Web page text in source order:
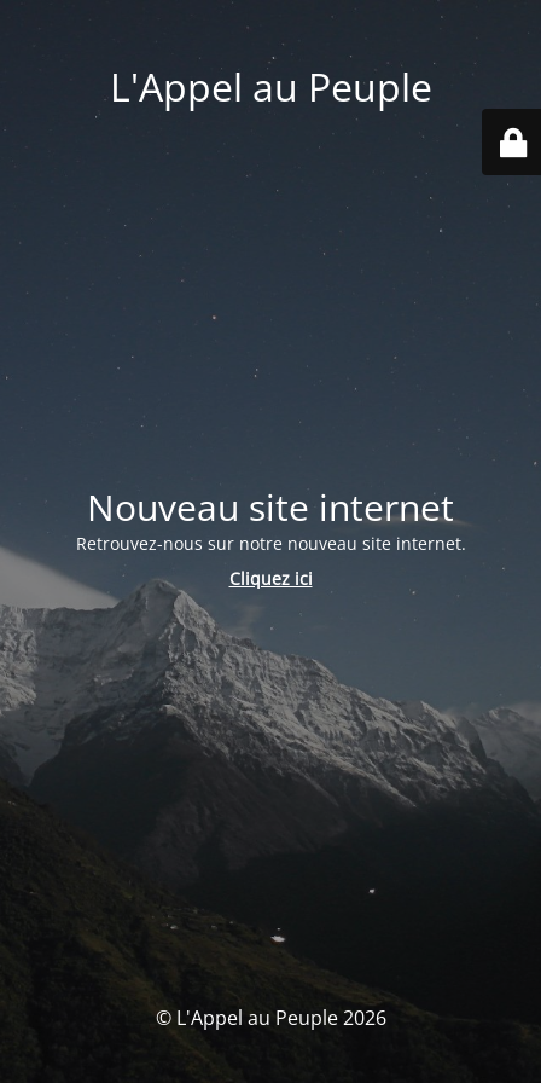
L'Appel au Peuple
Nouveau site internet
Retrouvez-nous sur notre nouveau site internet.
Cliquez ici
© L'Appel au Peuple 2026